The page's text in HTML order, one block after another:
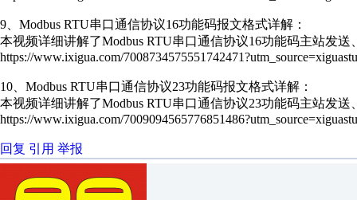
9、Modbus RTU串口通信协议16功能码报文格式详解：
本视频详细讲解了Modbus RTU串口通信协议16功能码主站发
https://www.ixigua.com/
10、Modbus RTU串口通信协议23功能码报文格式详解：
本视频详细讲解了Modbus RTU串口通信协议23功能码主站发
https://www.ixigua.com/
回复 引用 举报